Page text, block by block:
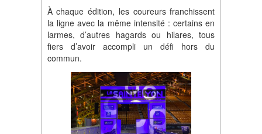
À chaque édition, les coureurs franchissent
la ligne avec la même intensité : certains en
larmes, d’autres hagards ou hilares, tous
fiers d’avoir accompli un défi hors du
commun.